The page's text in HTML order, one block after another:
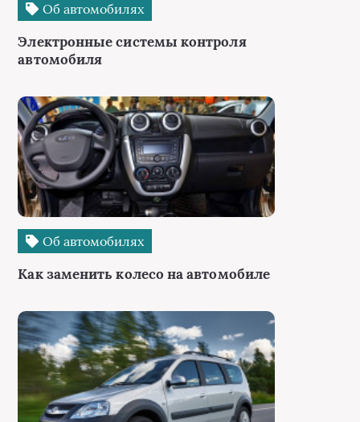
Об автомобилях
Электронные системы контроля
автомобиля
Об автомобилях
Как заменить колесо на автомобиле